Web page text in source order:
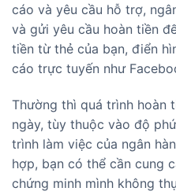
cáo và yêu cầu hỗ trợ,
và gửi yêu cầu hoàn tiền
tiền từ thẻ của bạn, điển
cáo trực tuyến như
Thường thì quá trình hoàn
ngày, tùy thuộc vào độ
trình làm việc của ngân
hợp, bạn có thể cần cung
chứng minh mình không